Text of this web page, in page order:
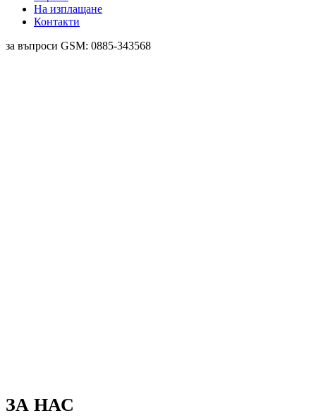
На изплащане
Контакти
за въпроси GSM: 0885-343568
ЗА НАС